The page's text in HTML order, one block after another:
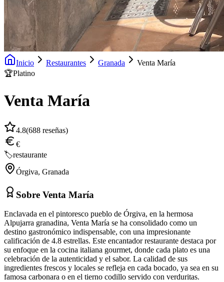
Inicio Restaurantes Granada
Venta María
🏆Platino
Venta María
4.8(688 reseñas)
€
🏷️restaurante
Órgiva, Granada
Sobre Venta María
Enclavada en el pintoresco pueblo de Órgiva, en la hermosa
Alpujarra granadina, Venta María se ha consolidado como un
destino gastronómico indispensable, con una impresionante
calificación de 4.8 estrellas. Este encantador restaurante destaca por
su enfoque en la cocina italiana gourmet, donde cada plato es una
celebración de la autenticidad y el sabor. La calidad de sus
ingredientes frescos y locales se refleja en cada bocado, ya sea en su
famosa carbonara o en el tierno codillo servido con verduritas.